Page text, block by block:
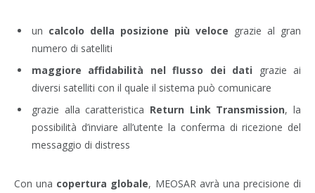
un calcolo della posizione più veloce grazie al gran
numero di satelliti
maggiore affidabilità nel flusso dei dati grazie ai
diversi satelliti con il quale il sistema può comunicare
grazie alla caratteristica Return Link Transmission, la
possibilità d’inviare all’utente la conferma di ricezione del
messaggio di distress
Con una copertura globale, MEOSAR avrà una precisione di